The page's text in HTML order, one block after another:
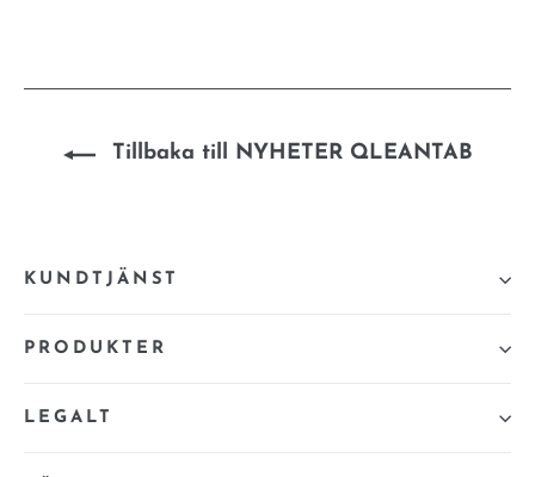
Tillbaka till NYHETER QLEANTAB
KUNDTJÄNST
PRODUKTER
LEGALT